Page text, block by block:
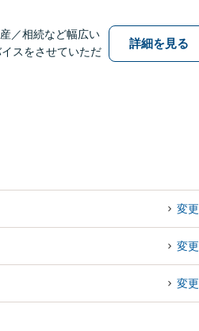
／相続など幅広い
スをさせていただ
詳細を見る
変更
変更
変更